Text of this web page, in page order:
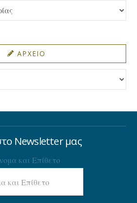
ΑΡΧΕΙΟ
Newsletter μας
και Επίθετο